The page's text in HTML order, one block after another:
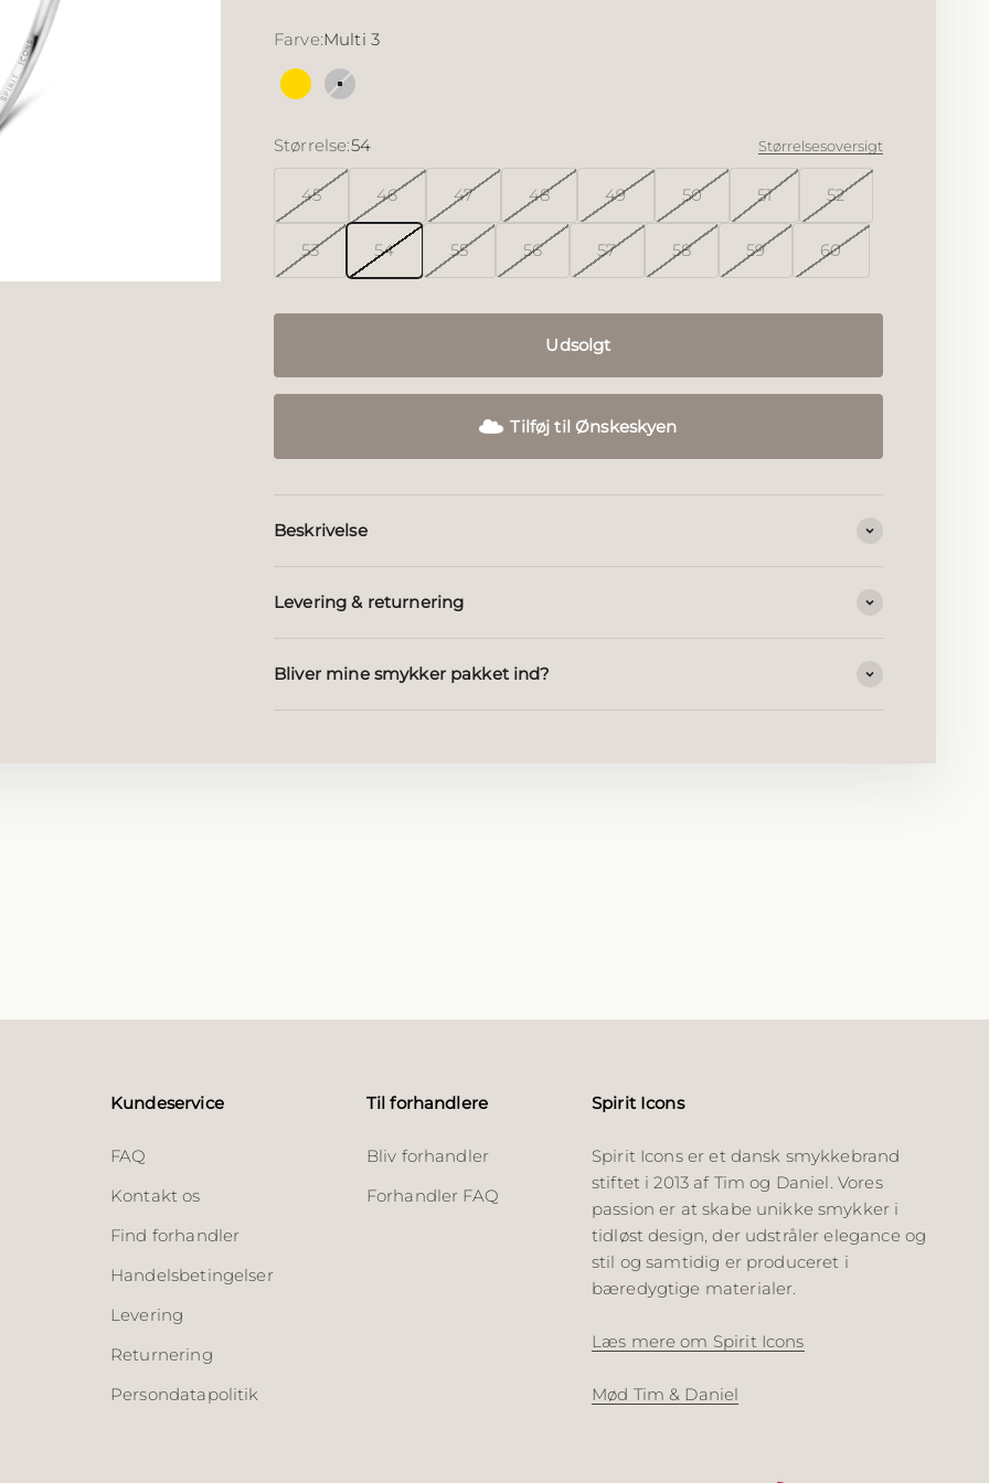
Farve:Multi 3
Multi 2Multi 3
Størrelse:54 Størrelsesoversigt
45 46 47 48 49 50 51 52
53 54 55 56 57 58 59 60
Udsolgt
Tilføj til Ønskeskyen
Beskrivelse
Levering & returnering
Bliver mine smykker pakket ind?
Kundeservice
FAQ
Kontakt os
Find forhandler
Handelsbetingelser
Levering
Returnering
Persondatapolitik
Til forhandlere
Bliv forhandler
Forhandler FAQ
Spirit Icons
Spirit Icons er et dansk smykkebrand
stiftet i 2013 af Tim og Daniel. Vores
passion er at skabe unikke smykker i
tidløst design, der udstråler elegance og
stil og samtidig er produceret i
bæredygtige materialer.
Læs mere om Spirit Icons
Mød Tim & Daniel